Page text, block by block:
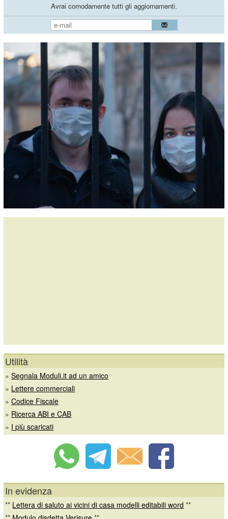
Avrai comodamente tutti gli aggiornamenti.
Utilità
»Segnala Moduli.it ad un amico
» Lettere commerciali
»Codice Fiscale
» Ricerca ABI e CAB
» I più scaricati
In evidenza
** Lettera di saluto ai vicini di casa modelli editabili word **